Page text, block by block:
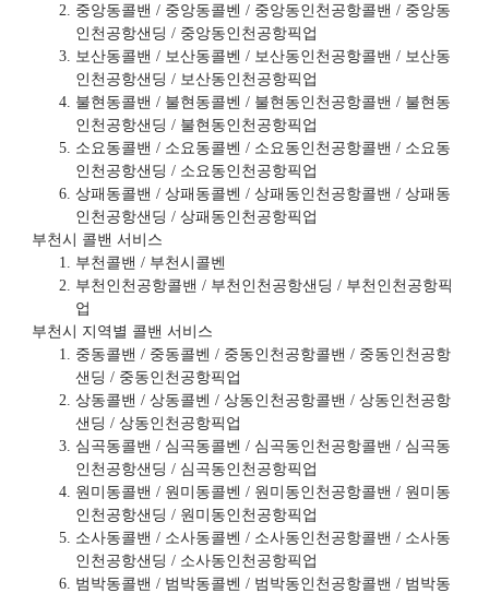
중앙동콜밴 / 중앙동콜벤 / 중앙동인천공항콜밴 / 중앙동
인천공항샌딩 / 중앙동인천공항픽업
보산동콜밴 / 보산동콜벤 / 보산동인천공항콜밴 / 보산동
인천공항샌딩 / 보산동인천공항픽업
불현동콜밴 / 불현동콜벤 / 불현동인천공항콜밴 / 불현동
인천공항샌딩 / 불현동인천공항픽업
소요동콜밴 / 소요동콜벤 / 소요동인천공항콜밴 / 소요동
인천공항샌딩 / 소요동인천공항픽업
상패동콜밴 / 상패동콜벤 / 상패동인천공항콜밴 / 상패동
인천공항샌딩 / 상패동인천공항픽업
부천시 콜밴 서비스
부천콜밴 / 부천시콜벤
부천인천공항콜밴 / 부천인천공항샌딩 / 부천인천공항픽
업
부천시 지역별 콜밴 서비스
중동콜밴 / 중동콜벤 / 중동인천공항콜밴 / 중동인천공항
샌딩 / 중동인천공항픽업
상동콜밴 / 상동콜벤 / 상동인천공항콜밴 / 상동인천공항
샌딩 / 상동인천공항픽업
심곡동콜밴 / 심곡동콜벤 / 심곡동인천공항콜밴 / 심곡동
인천공항샌딩 / 심곡동인천공항픽업
원미동콜밴 / 원미동콜벤 / 원미동인천공항콜밴 / 원미동
인천공항샌딩 / 원미동인천공항픽업
소사동콜밴 / 소사동콜벤 / 소사동인천공항콜밴 / 소사동
인천공항샌딩 / 소사동인천공항픽업
범박동콜밴 / 범박동콜벤 / 범박동인천공항콜밴 / 범박동